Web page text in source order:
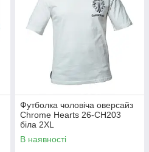
Футболка чоловіча оверсайз
Chrome Hearts 26-CH203
біла 2XL
В наявності